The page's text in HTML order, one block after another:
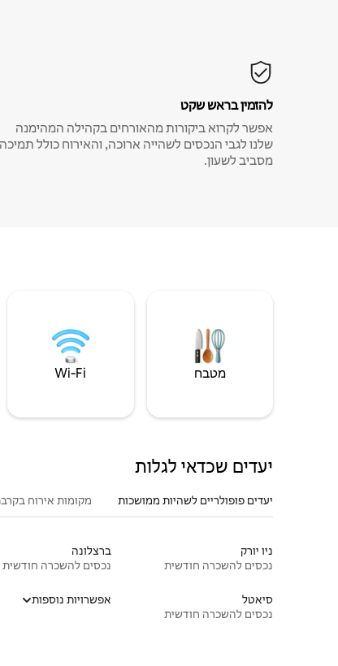
להזמין בראש שקט
אפשר לקרוא ביקורות מהאורחים בקהילה המהימנה
שלנו לגבי הנכסים לשהייה ארוכה, והאירוח כולל תמיכה
מסביב לשעון.
מטבח Wi‑Fi
יעדים שכדאי לגלות
יעדים פופולריים לשהיות ממושכות מקומות אירוח
ניו יורק
נכסים להשכרה חודשית
ברצלונה
נכסים להשכרה חודשית
סיאטל
נכסים להשכרה חודשית
אפשרויות נוספות